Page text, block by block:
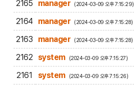
2165 manager (2024-03-09 오후 7:15:29)
2164 manager (2024-03-09 오후 7:15:28)
2163 manager (2024-03-09 오후 7:15:28)
2162 system (2024-03-09 오후 7:15:27)
2161 system (2024-03-09 오후 7:15:26)